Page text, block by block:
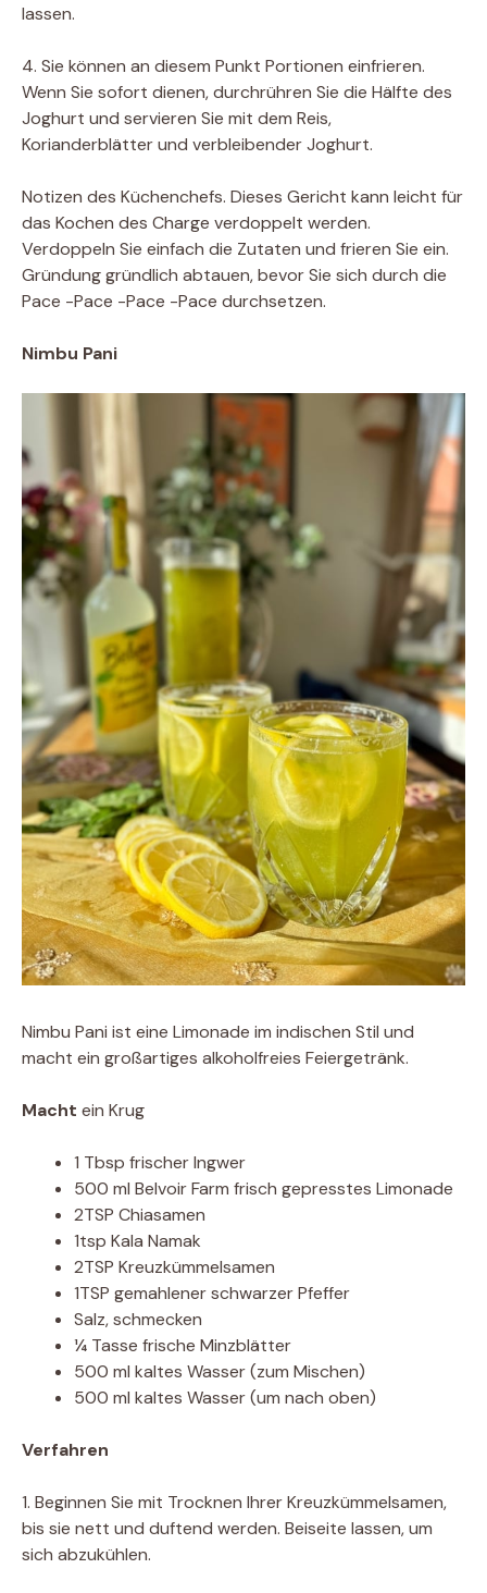
lassen.
4. Sie können an diesem Punkt Portionen einfrieren.
Wenn Sie sofort dienen, durchrühren Sie die Hälfte des
Joghurt und servieren Sie mit dem Reis,
Korianderblätter und verbleibender Joghurt.
Notizen des Küchenchefs. Dieses Gericht kann leicht für
das Kochen des Charge verdoppelt werden.
Verdoppeln Sie einfach die Zutaten und frieren Sie ein.
Gründung gründlich abtauen, bevor Sie sich durch die
Pace -Pace -Pace -Pace durchsetzen.
Nimbu Pani
Nimbu Pani ist eine Limonade im indischen Stil und
macht ein großartiges alkoholfreies Feiergetränk.
Macht ein Krug
1 Tbsp frischer Ingwer
500 ml Belvoir Farm frisch gepresstes Limonade
2TSP Chiasamen
1tsp Kala Namak
2TSP Kreuzkümmelsamen
1TSP gemahlener schwarzer Pfeffer
Salz, schmecken
¼ Tasse frische Minzblätter
500 ml kaltes Wasser (zum Mischen)
500 ml kaltes Wasser (um nach oben)
Verfahren
1. Beginnen Sie mit Trocknen Ihrer Kreuzkümmelsamen,
bis sie nett und duftend werden. Beiseite lassen, um
sich abzukühlen.